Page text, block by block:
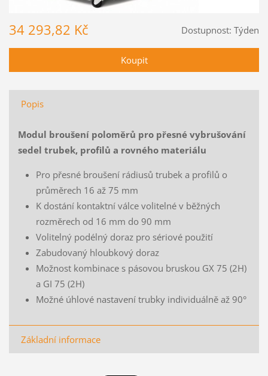
Dostupnost: Týden
34 293,82 Kč
Popis
Modul broušení poloměrů pro přesné vybrušování
sedel trubek, profilů a rovného materiálu
Pro přesné broušení rádiusů trubek a profilů o
průměrech 16 až 75 mm
K dostání kontaktní válce volitelné v běžných
rozměrech od 16 mm do 90 mm
Volitelný podélný doraz pro sériové použití
Zabudovaný hloubkový doraz
Možnost kombinace s pásovou bruskou GX 75 (2H)
a GI 75 (2H)
Možné úhlové nastavení trubky individuálně až 90°
Základní informace